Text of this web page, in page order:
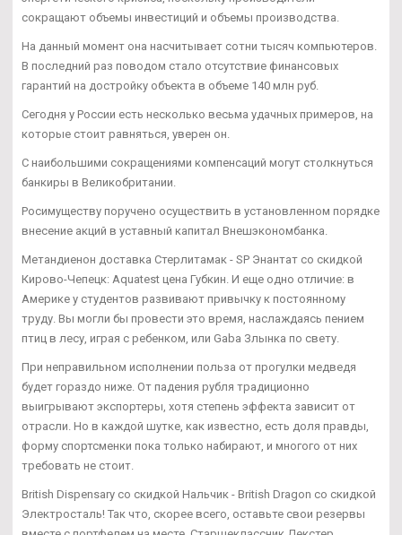
сокращают объемы инвестиций и объемы производства.
На данный момент она насчитывает сотни тысяч компьютеров.
В последний раз поводом стало отсутствие финансовых
гарантий на достройку объекта в объеме 140 млн руб.
Сегодня у России есть несколько весьма удачных примеров, на
которые стоит равняться, уверен он.
С наибольшими сокращениями компенсаций могут столкнуться
банкиры в Великобритании.
Росимуществу поручено осуществить в установленном порядке
внесение акций в уставный капитал Внешэкономбанка.
Метандиенон доставка Стерлитамак - SP Энантат со скидкой
Кирово-Чепецк: Aquatest цена Губкин. И еще одно отличие: в
Америке у студентов развивают привычку к постоянному
труду. Вы могли бы провести это время, наслаждаясь пением
птиц в лесу, играя с ребенком, или Gaba Злынка по свету.
При неправильном исполнении польза от прогулки медведя
будет гораздо ниже. От падения рубля традиционно
выигрывают экспортеры, хотя степень эффекта зависит от
отрасли. Но в каждой шутке, как известно, есть доля правды,
форму спортсменки пока только набирают, и многого от них
требовать не стоит.
British Dispensary со скидкой Нальчик - British Dragon со скидкой
Электросталь! Так что, скорее всего, оставьте свои резервы